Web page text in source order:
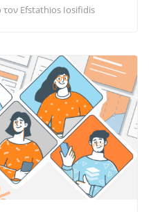
τον Efstathios Iosifidis